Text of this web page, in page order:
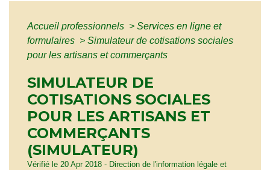
Accueil professionnels > Services en ligne et
formulaires > Simulateur de cotisations sociales
pour les artisans et commerçants
SIMULATEUR DE
COTISATIONS SOCIALES
POUR LES ARTISANS ET
COMMERÇANTS
(SIMULATEUR)
Vérifié le 20 Apr 2018 - Direction de l'information légale et